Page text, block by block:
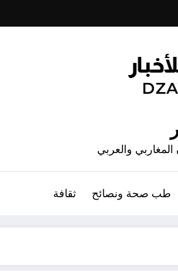
والعربي
طب صحة ونصائح ثقافة